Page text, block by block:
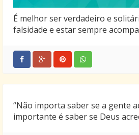
É melhor ser verdadeiro e
falsidade e estar sempre
“Não importa saber se a gente
importante é saber se Deus